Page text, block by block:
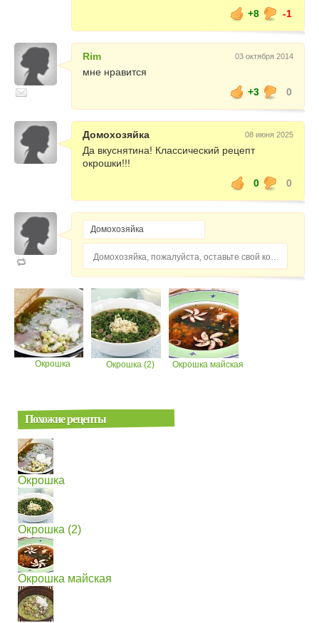
+8
-1
Rim 03 октября 2014
мне нравится
+3
0
Домохозяйка 08 июня 2025
Да вкуснятина! Классический рецепт
окрошки!!!
0
0
Окрошка Окрошка (2) Окрошка майская
Похожие рецепты
Окрошка
Окрошка (2)
Окрошка майская